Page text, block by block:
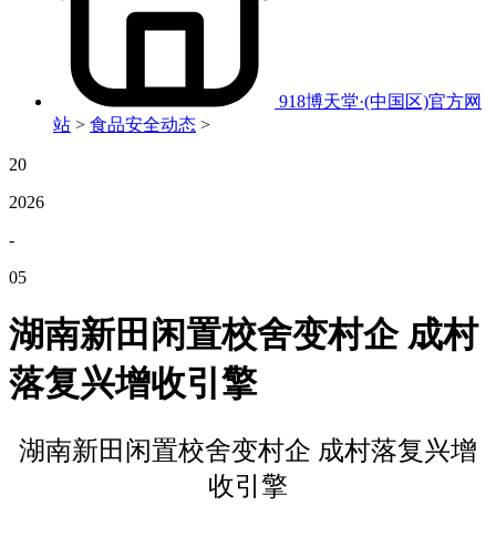
918博天堂·(中国区)官方网
站 > 食品安全动态 >
20
2026
-
05
湖南新田闲置校舍变村企 成村
落复兴增收引擎
湖南新田闲置校舍变村企 成村落复兴增
收引擎